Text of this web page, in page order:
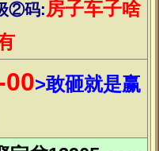
情感
减肥